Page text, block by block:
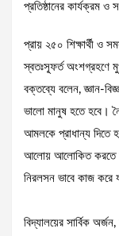
প্রতিষ্ঠানের কার্যক্রম
প্রায় ২৫০ শিক্ষার্থী ও
স্বতঃস্ফূর্ত অংশগ্রহণে
বক্তব্যে বলেন, জ্ঞান-
ভালো মানুষ হতে হবে।
আমলকে প্রাধান্য দিতে
আলোয় আলোকিত করতে
নিরলসন ভাবে কাজ করে
বিদ্যালয়ের সার্বিক